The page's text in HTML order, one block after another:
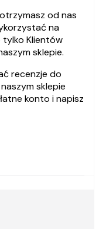
od nas
na
tylko Klientów
sklepie.
recenzje do
sklepie
konto i napisz